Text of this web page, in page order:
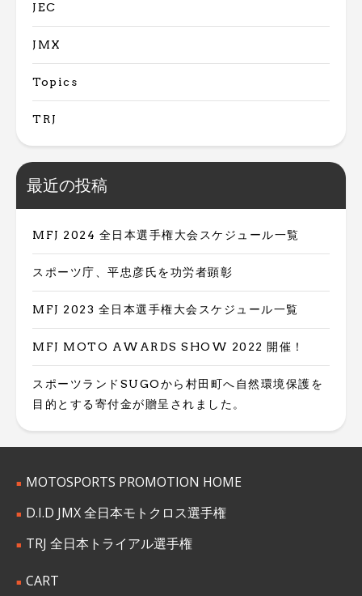
JEC
JMX
Topics
TRJ
最近の投稿
MFJ 2024 全日本選手権大会スケジュール一覧
スポーツ庁、平忠彦氏を功労者顕彰
MFJ 2023 全日本選手権大会スケジュール一覧
MFJ MOTO AWARDS SHOW 2022 開催！
スポーツランドSUGOから村田町へ自然環境保護を
目的とする寄付金が贈呈されました。
MOTOSPORTS PROMOTION HOME
D.I.D JMX 全日本モトクロス選手権
TRJ 全日本トライアル選手権
CART